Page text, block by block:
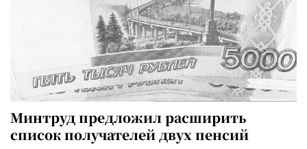
Минтруд предложил расширить
список получателей двух пенсий